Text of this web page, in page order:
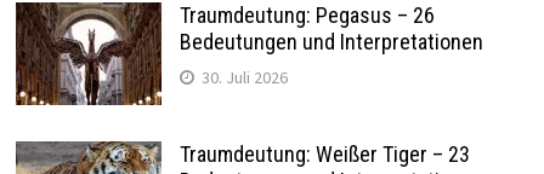
Traumdeutung: Pegasus – 26
Bedeutungen und Interpretationen
30. Juli 2026
Traumdeutung: Weißer Tiger – 23